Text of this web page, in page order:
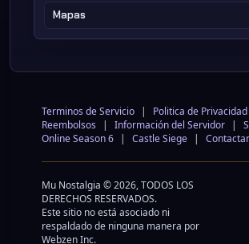
Mapas
Terminos de Servicio | Politica de Privacidad
Reembolsos | Información del Servidor |
Online Season 6 | Castle Siege |
Mu Nostalgia © 2026, TODOS LOS
DERECHOS RESERVADOS.
Este sitio no está asociado ni
respaldado de ninguna manera por
Webzen Inc.